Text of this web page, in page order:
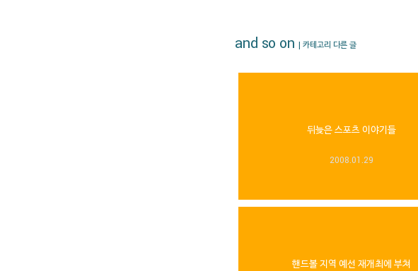
and so on | 카테고리 다른 글
뒤늦은 스포츠 이야기들
2008.01.29
핸드볼 지역 예선 재개최에 부쳐